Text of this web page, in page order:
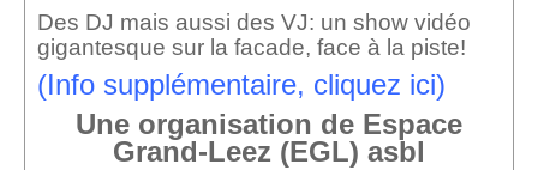
Des DJ mais aussi des VJ: un show vidéo
gigantesque sur la facade, face à la piste!
(Info supplémentaire, cliquez ici)
Une organisation de Espace
Grand-Leez (EGL) asbl